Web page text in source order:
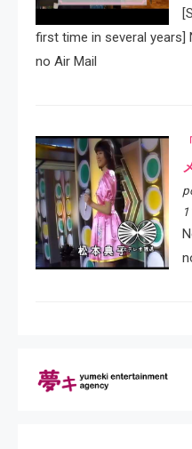
first time in several
no Air Mail